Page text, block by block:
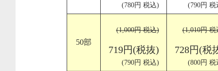
(780円 税込) (790円 税
50部
(1,000円 税込)
719円(税抜)
(790円 税込)
(1,010円 税
728円(税
(800円 税